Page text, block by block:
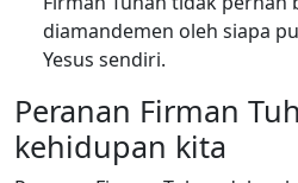
diamandemen oleh siapa
Yesus sendiri.
Peranan Firman
kehidupan kita